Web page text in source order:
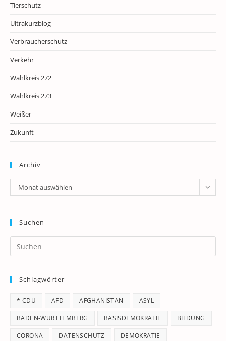
Tierschutz
Ultrakurzblog
Verbraucherschutz
Verkehr
Wahlkreis 272
Wahlkreis 273
Weißer
Zukunft
Archiv
Archiv
Monat auswählen
Suchen
Schlagwörter
* CDU AFD AFGHANISTAN ASYL
BADEN-WÜRTTEMBERG BASISDEMOKRATIE BILDUNG
CORONA DATENSCHUTZ DEMOKRATIE